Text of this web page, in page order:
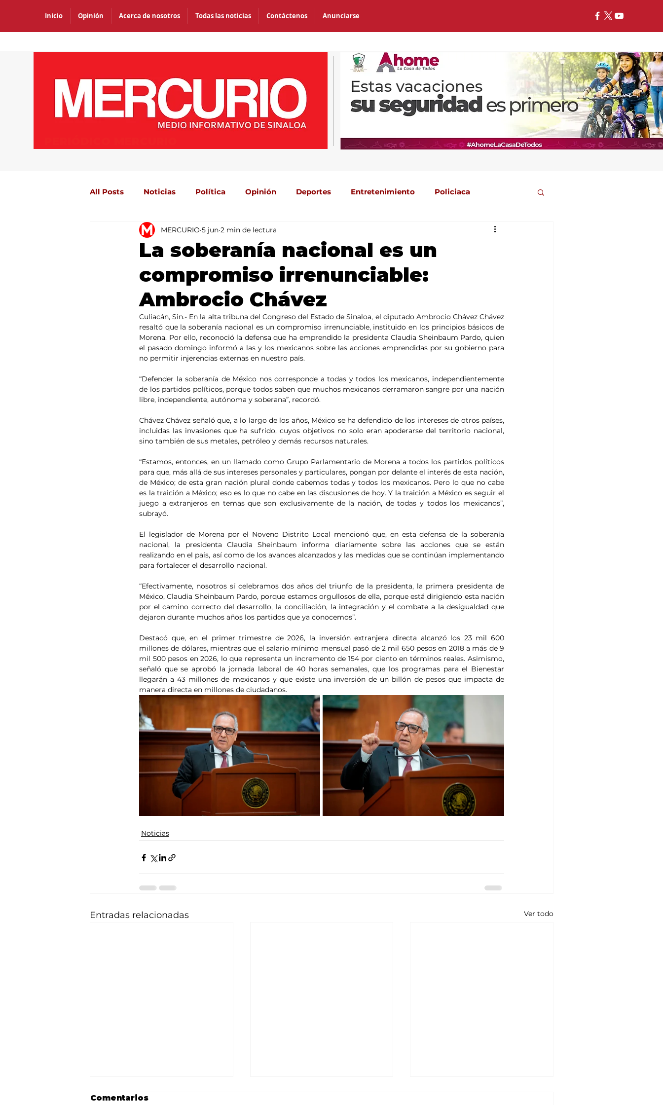
Inicio Opinión Acerca de nosotros Todas las noticias Contáctenos Anunciarse
All Posts Noticias Política Opinión Deportes Entretenimiento Policiaca
Agricultura México Mundo Portada 2
La soberanía nacional es un
compromiso irrenunciable:
Ambrocio Chávez
MERCURIO 5 jun 2 min de lectura
Culiacán, Sin.- En la alta tribuna del Congreso del Estado de Sinaloa, el diputado Ambrocio Chávez Chávez
resaltó que la soberanía nacional es un compromiso irrenunciable, instituido en los principios básicos de
Morena. Por ello, reconoció la defensa que ha emprendido la presidenta Claudia Sheinbaum Pardo, quien
el pasado domingo informó a las y los mexicanos sobre las acciones emprendidas por su gobierno para
no permitir injerencias externas en nuestro país.
“Defender la soberanía de México nos corresponde a todas y todos los mexicanos, independientemente
de los partidos políticos, porque todos saben que muchos mexicanos derramaron sangre por una nación
libre, independiente, autónoma y soberana”, recordó.
Chávez Chávez señaló que, a lo largo de los años, México se ha defendido de los intereses de otros países,
incluidas las invasiones que ha sufrido, cuyos objetivos no solo eran apoderarse del territorio nacional,
sino también de sus metales, petróleo y demás recursos naturales.
“Estamos, entonces, en un llamado como Grupo Parlamentario de Morena a todos los partidos políticos
para que, más allá de sus intereses personales y particulares, pongan por delante el interés de esta nación,
de México; de esta gran nación plural donde cabemos todas y todos los mexicanos. Pero lo que no cabe
es la traición a México; eso es lo que no cabe en las discusiones de hoy. Y la traición a México es seguir el
juego a extranjeros en temas que son exclusivamente de la nación, de todas y todos los mexicanos”,
subrayó.
El legislador de Morena por el Noveno Distrito Local mencionó que, en esta defensa de la soberanía
nacional, la presidenta Claudia Sheinbaum informa diariamente sobre las acciones que se están
realizando en el país, así como de los avances alcanzados y las medidas que se continúan implementando
para fortalecer el desarrollo nacional.
“Efectivamente, nosotros sí celebramos dos años del triunfo de la presidenta, la primera presidenta de
México, Claudia Sheinbaum Pardo, porque estamos orgullosos de ella, porque está dirigiendo esta nación
por el camino correcto del desarrollo, la conciliación, la integración y el combate a la desigualdad que
dejaron durante muchos años los partidos que ya conocemos”.
Destacó que, en el primer trimestre de 2026, la inversión extranjera directa alcanzó los 23 mil 600
millones de dólares, mientras que el salario mínimo mensual pasó de 2 mil 650 pesos en 2018 a más de 9
mil 500 pesos en 2026, lo que representa un incremento de 154 por ciento en términos reales. Asimismo,
señaló que se aprobó la jornada laboral de 40 horas semanales, que los programas para el Bienestar
llegarán a 43 millones de mexicanos y que existe una inversión de un billón de pesos que impacta de
manera directa en millones de ciudadanos.
Noticias
Entradas relacionadas Ver todo
Comentarios